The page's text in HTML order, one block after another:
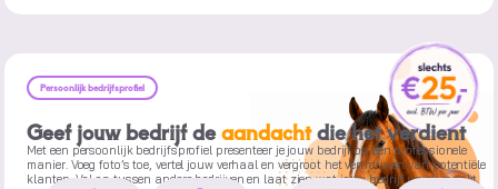
Persoonlijk bedrijfsprofiel
Geef jouw bedrijf deaandachtdie het verdient
Met een persoonlijk bedrijfsprofiel presenteer je jouw bedrijf op een professionele
manier. Voeg foto’s toe, vertel jouw verhaal en vergroot het vertrouwen van potentiële
klanten. Val op tussen andere bedrijven en laat zien wat jouw bedrijf uniek maakt.